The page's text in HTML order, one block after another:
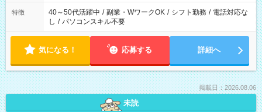
特徴 40～50代活躍中 / 副業・WワークOK / シフト勤務 / 電話対応な
し / パソコンスキル不要
気になる！ 応募する 詳細へ
掲載日：2026.08.06
未読